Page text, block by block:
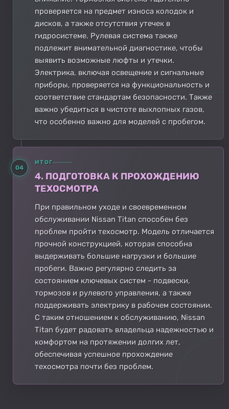
проверяется на предмет износа колодок и
дисков, а также отсутствия утечек в
гидросистеме. Рулевая система также
подлежит внимательной диагностике, чтобы
выявить возможные люфты и утечки.
Электрика, включая освещение и сигнальные
приборы, проверяется на функциональность и
соответствие стандартам безопасности. Также
важно убедиться в чистоте выхлопных газов,
что особенно важно для моделей с пробегом.
04
ИТОГ
4. ПОДГОТОВКА К ПРОХОЖДЕНИЮ
ТЕХОСМОТРА
При правильном уходе и своевременном
обслуживании Nissan Titan способен без
проблем пройти техосмотр. Модель отличается
прочной конструкцией, которая способна
выдерживать большие нагрузки и большие
пробеги. Важно регулярно следить за
состоянием ключевых систем - подвески,
тормозов и рулевого управления, а также
поддерживать электрику в рабочем состоянии.
С таким отношением к обслуживанию, Nissan
Titan будет радовать владельца надежностью и
комфортом на протяжении долгих лет,
обеспечивая успешное прохождение
техосмотра почти без проблем.